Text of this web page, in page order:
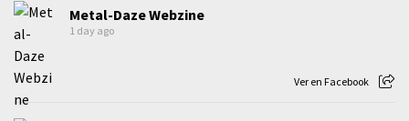
Metal-Daze Webzine
1 day ago
Ver en Facebook